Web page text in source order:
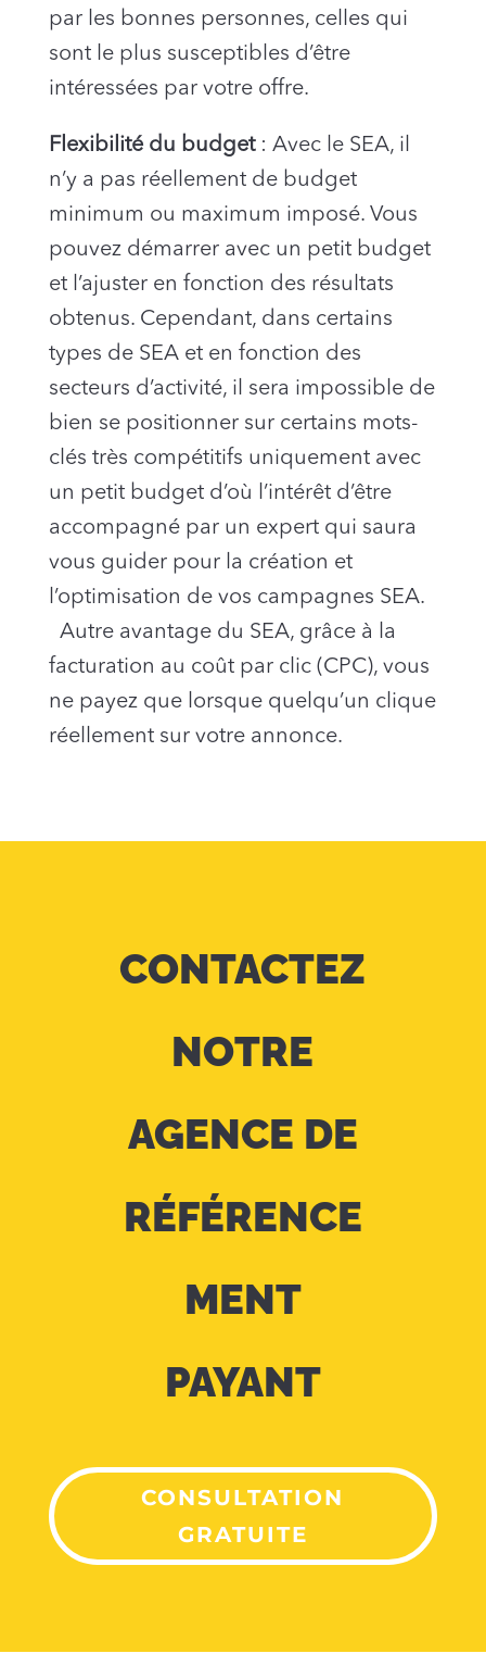
par les bonnes personnes, celles qui
sont le plus susceptibles d’être
intéressées par votre offre.
Flexibilité du budget: Avec le SEA, il
n’y a pas réellement de budget
minimum ou maximum imposé. Vous
pouvez démarrer avec un petit budget
et l’ajuster en fonction des résultats
obtenus. Cependant, dans certains
types de SEA et en fonction des
secteurs d’activité, il sera impossible de
bien se positionner sur certains mots-
clés très compétitifs uniquement avec
un petit budget d’où l’intérêt d’être
accompagné par un expert qui saura
vous guider pour la création et
l’optimisation de vos campagnes SEA.
Autre avantage du SEA, grâce à la
facturation au coût par clic (CPC), vous
ne payez que lorsque quelqu’un clique
réellement sur votre annonce.
CONTACTEZ
NOTRE
AGENCE DE
RÉFÉRENCE
MENT
PAYANT
CONSULTATION
GRATUITE